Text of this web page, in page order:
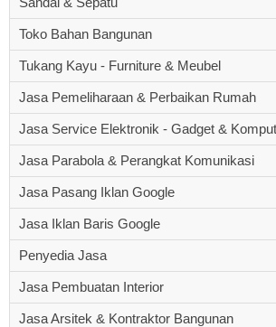
Toko Bahan Bangunan
Tukang Kayu - Furniture & Meubel
Jasa Pemeliharaan & Perbaikan Rumah
Jasa Service Elektronik - Gadget &
Jasa Parabola & Perangkat Komunikasi
Jasa Pasang Iklan Google
Jasa Iklan Baris Google
Penyedia Jasa
Jasa Pembuatan Interior
Jasa Arsitek & Kontraktor Bangunan